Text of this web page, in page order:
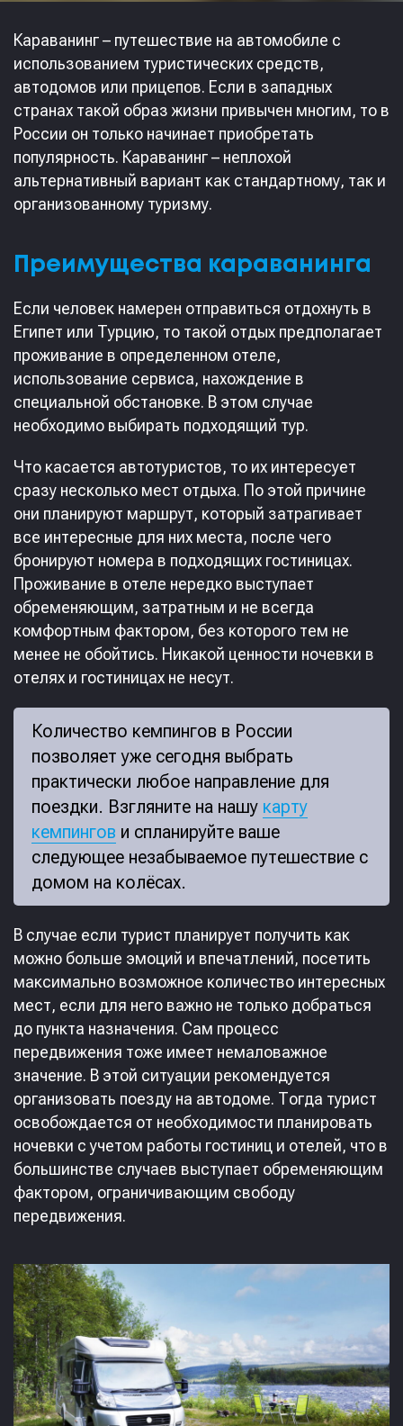
Караванинг – путешествие на автомобиле с
использованием туристических средств,
автодомов или прицепов. Если в западных
странах такой образ жизни привычен многим, то в
России он только начинает приобретать
популярность. Караванинг – неплохой
альтернативный вариант как стандартному, так и
организованному туризму.
Преимущества караванинга
Если человек намерен отправиться отдохнуть в
Египет или Турцию, то такой отдых предполагает
проживание в определенном отеле,
использование сервиса, нахождение в
специальной обстановке. В этом случае
необходимо выбирать подходящий тур.
Что касается автотуристов, то их интересует
сразу несколько мест отдыха. По этой причине
они планируют маршрут, который затрагивает
все интересные для них места, после чего
бронируют номера в подходящих гостиницах.
Проживание в отеле нередко выступает
обременяющим, затратным и не всегда
комфортным фактором, без которого тем не
менее не обойтись. Никакой ценности ночевки в
отелях и гостиницах не несут.
Количество кемпингов в России
позволяет уже сегодня выбрать
практически любое направление для
поездки. Взгляните на нашу карту
кемпингов и спланируйте ваше
следующее незабываемое путешествие с
домом на колёсах.
В случае если турист планирует получить как
можно больше эмоций и впечатлений, посетить
максимально возможное количество интересных
мест, если для него важно не только добраться
до пункта назначения. Сам процесс
передвижения тоже имеет немаловажное
значение. В этой ситуации рекомендуется
организовать поезду на автодоме. Тогда турист
освобождается от необходимости планировать
ночевки с учетом работы гостиниц и отелей, что в
большинстве случаев выступает обременяющим
фактором, ограничивающим свободу
передвижения.